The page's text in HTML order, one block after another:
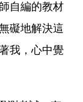
自編的教材
礙地解決這
我，心中覺